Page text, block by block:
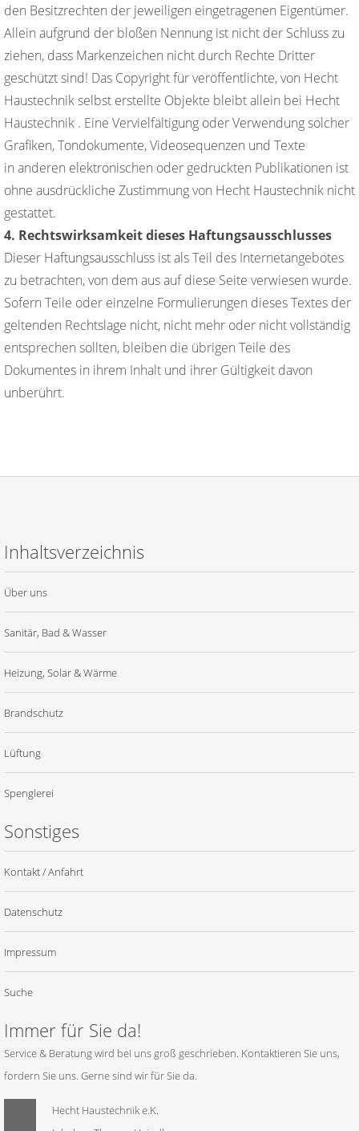
den Besitzrechten der jeweiligen eingetragenen Eigentümer.
Allein aufgrund der bloßen Nennung ist nicht der Schluss zu
ziehen, dass Markenzeichen nicht durch Rechte Dritter
geschützt sind! Das Copyright für veröffentlichte, von Hecht
Haustechnik selbst erstellte Objekte bleibt allein bei Hecht
Haustechnik . Eine Vervielfältigung oder Verwendung solcher
Grafiken, Tondokumente, Videosequenzen und Texte
in anderen elektronischen oder gedruckten Publikationen ist
ohne ausdrückliche Zustimmung von Hecht Haustechnik nicht
gestattet.
4. Rechtswirksamkeit dieses Haftungsausschlusses
Dieser Haftungsausschluss ist als Teil des Internetangebotes
zu betrachten, von dem aus auf diese Seite verwiesen wurde.
Sofern Teile oder einzelne Formulierungen dieses Textes der
geltenden Rechtslage nicht, nicht mehr oder nicht vollständig
entsprechen sollten, bleiben die übrigen Teile des
Dokumentes in ihrem Inhalt und ihrer Gültigkeit davon
unberührt.
Inhaltsverzeichnis
Über uns
Sanitär, Bad & Wasser
Heizung, Solar & Wärme
Brandschutz
Lüftung
Spenglerei
Sonstiges
Kontakt / Anfahrt
Datenschutz
Impressum
Suche
Immer für Sie da!
Service & Beratung wird bei uns groß geschrieben. Kontaktieren Sie uns,
fordern Sie uns. Gerne sind wir für Sie da.
Hecht Haustechnik e.K.